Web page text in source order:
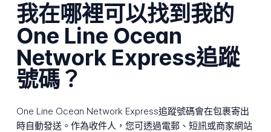
我在哪裡可以找到我的
One Line Ocean
Network Express追蹤
號碼？
One Line Ocean Network Express追蹤號碼會在包裹寄出
時自動發送。作為收件人，您可透過電郵、短訊或商家網站